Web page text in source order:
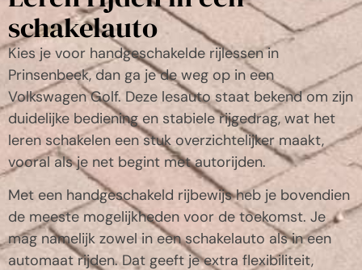
schakelauto
Kies je voor handgeschakelde rijlessen in
Prinsenbeek, dan ga je de weg op in een
Volkswagen Golf. Deze lesauto staat bekend om zijn
duidelijke bediening en stabiele rijgedrag, wat het
leren schakelen een stuk overzichtelijker maakt,
vooral als je net begint met autorijden.
Met een handgeschakeld rijbewijs heb je bovendien
de meeste mogelijkheden voor de toekomst. Je
mag namelijk zowel in een schakelauto als in een
automaat rijden. Dat geeft je extra flexibiliteit,